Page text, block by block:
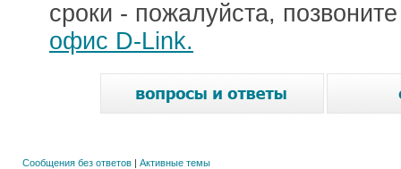
сроки - пожалуйста,
офис D-Link.
Сообщения без ответов | Активные темы